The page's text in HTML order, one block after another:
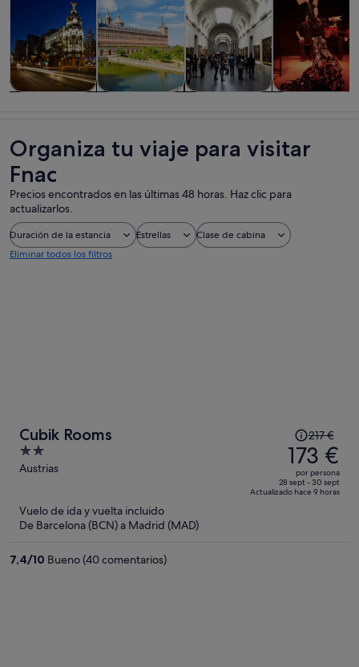
Organiza tu viaje para visitar
Fnac
Precios encontrados en las últimas 48 horas. Haz clic para
actualizarlos.
Duración de la estancia Estrellas
Clase de cabina
Eliminar todos los filtros
Cubik Rooms
2
out
5
Austrias
El
precio
era
de
217 €,
217 €
173 €
por persona
28 sept - 30 sept
Actualizado hace 9 horas
Vuelo de ida y vuelta incluido
De Barcelona (BCN) a Madrid (MAD)
7,4/10 Bueno (40 comentarios)